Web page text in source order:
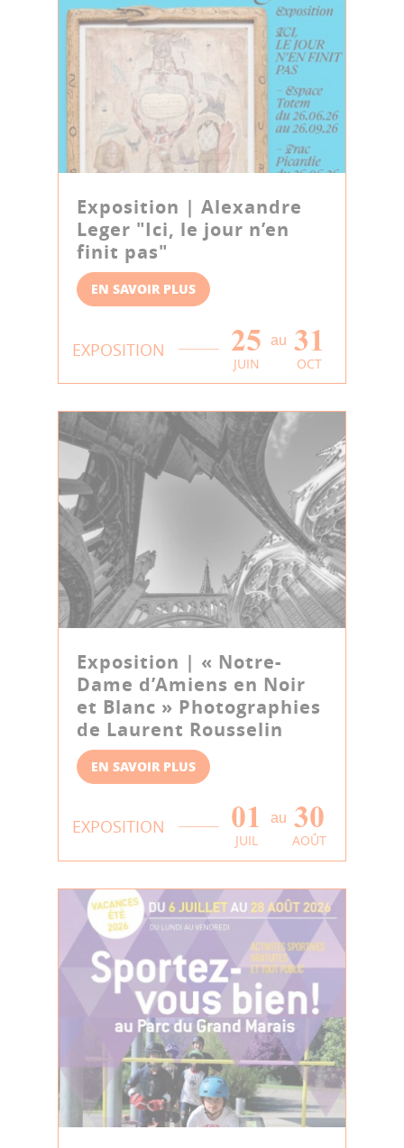
Exposition | Alexandre
Leger "Ici, le jour n’en
finit pas"
EN SAVOIR PLUS
EXPOSITION 25
JUIN
au 31
OCT
Exposition | « Notre-
Dame d’Amiens en Noir
et Blanc » Photographies
de Laurent Rousselin
EN SAVOIR PLUS
EXPOSITION 01
JUIL
au 30
AOÛT